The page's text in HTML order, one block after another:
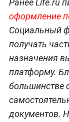
Ранее Life.ru
оформление
Социальный
получать
назначения
платформу.
большинстве
документов.